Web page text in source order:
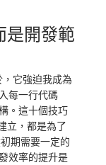
是開發範
它強迫我成為
每一行代碼
。這十個技巧
立，都是為了
期需要一定的
效率的提升是